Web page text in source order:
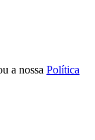
a nossa Política